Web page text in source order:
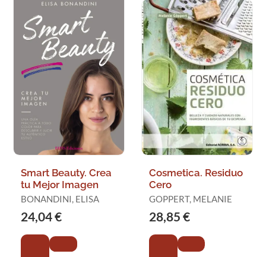
Smart Beauty. Crea
tu Mejor Imagen
BONANDINI, ELISA
24,04 €
Cosmetica. Residuo
Cero
GOPPERT, MELANIE
28,85 €